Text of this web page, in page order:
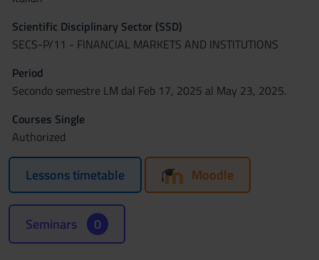
Scientific Disciplinary Sector (SSD)
SECS-P/11 - FINANCIAL MARKETS AND INSTITUTIONS
Period
Secondo semestre LM dal Feb 17, 2025 al May 23, 2025.
Courses Single
Authorized
Lessons timetable Moodle
Seminars 0